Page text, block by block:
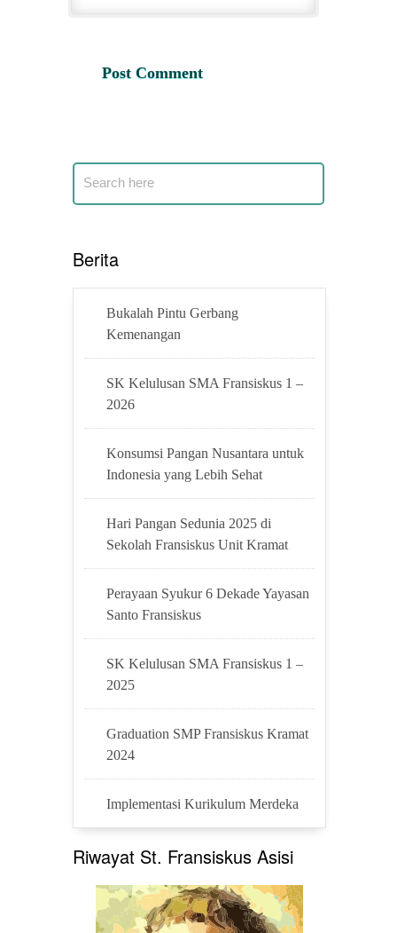
Berita
Bukalah Pintu Gerbang
Kemenangan
SK Kelulusan SMA Fransiskus 1 –
2026
Konsumsi Pangan Nusantara untuk
Indonesia yang Lebih Sehat
Hari Pangan Sedunia 2025 di
Sekolah Fransiskus Unit Kramat
Perayaan Syukur 6 Dekade Yayasan
Santo Fransiskus
SK Kelulusan SMA Fransiskus 1 –
2025
Graduation SMP Fransiskus Kramat
2024
Implementasi Kurikulum Merdeka
Riwayat St. Fransiskus Asisi